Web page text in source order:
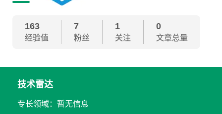
163
经验值
7
粉丝
1
关注
0
文章总量
技术雷达
专长领域：暂无信息